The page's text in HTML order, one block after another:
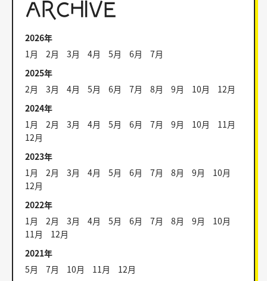
ARCHIVE
2026年
1月
2月 3月 4月 5月 6月
7月
2025年
2月
3月 4月 5月 6月 7月 8月 9月 10月
12月
2024年
1月
2月 3月 4月 5月 6月 7月 9月 10月
11月
12月
2023年
1月
2月 3月 4月 5月 6月 7月 8月 9月
10月
12月
2022年
1月
2月 3月 4月 5月 6月 7月 8月 9月
10月
11月
12月
2021年
5月
7月 10月 11月 12月